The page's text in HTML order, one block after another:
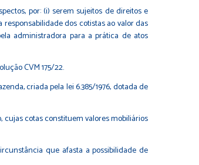
por: (i) serem sujeitos de direitos e
dos cotistas ao valor das
administradora para a prática de atos
CVM 175/22.
criada pela lei 6.385/1976, dotada de
cotas constituem valores mobiliários
que afasta a possibilidade de